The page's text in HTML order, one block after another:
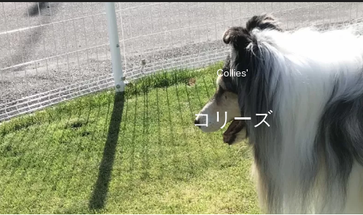
Collies'
コリーズ